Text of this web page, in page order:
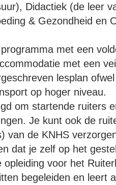
Didactiek (de leer
& Gezondheid en
met een
met een
lesplan
op hoger niveau.
om startende ruiters
Je kunt ook de
van de KNHS
dat je zelf op het
voor het
begeleiden en leert